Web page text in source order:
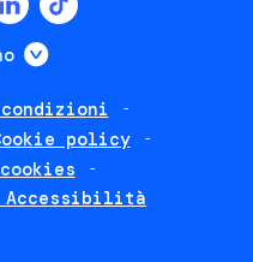
Mostra ulteriori
policy
Accessibilità